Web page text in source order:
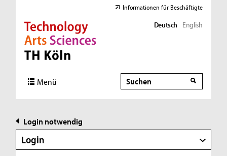
Direkt zur Hauptnavigation
Direkt zur Subnavigation
Direkt zum Inhalt
Direkt zum Fußbereich
Informationen für Beschäftigte
Deutsch English
Menü Suche
Suche
Login notwendig
Login